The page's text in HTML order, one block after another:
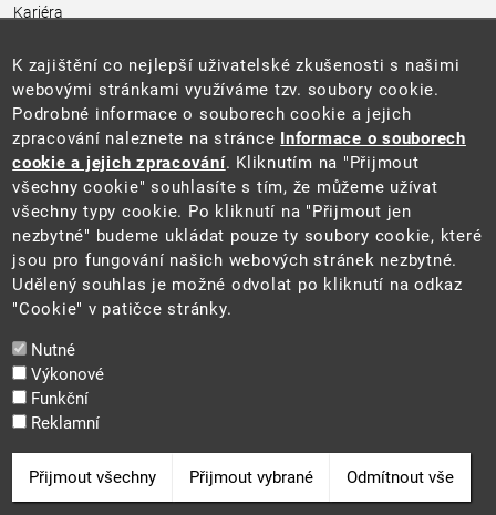
Kariéra
Pro média a veřejnost
Povinně zveřejňované informace
Kontakty
Přistupnost budovy úřadu MŽP
(PDF, 204 kB)
Web
Aktuality
Ochrana osobních údajů
Prohlášení o přístupnosti
Zásady používání cookies
Mapa webu
Cookie
K zajištění co nejlepší uživatelské zkušenosti s našimi
webovými stránkami využíváme tzv. soubory cookie.
Podrobné informace o souborech cookie a jejich
zpracování naleznete na stránce Informace o souborech
cookie a jejich zpracování. Kliknutím na "Přijmout
všechny cookie" souhlasíte s tím, že můžeme užívat
všechny typy cookie. Po kliknutí na "Přijmout jen
nezbytné" budeme ukládat pouze ty soubory cookie, které
jsou pro fungování našich webových stránek nezbytné.
Udělený souhlas je možné odvolat po kliknutí na odkaz
"Cookie" v patičce stránky.
Nutné
Výkonové
Funkční
Reklamní
Přijmout všechny Přijmout vybrané Odmítnout vše